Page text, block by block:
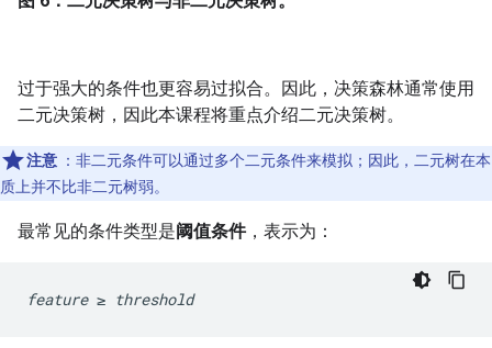
过于强大的条件也更容易过拟合。因此，决策森林通常使用
二元决策树，因此本课程将重点介绍二元决策树。
注意 ：非二元条件可以通过多个二元条件来模拟；因此，二元树在本
质上并不比非二元树弱。
最常见的条件类型是阈值条件，表示为：
feature ≥ threshold